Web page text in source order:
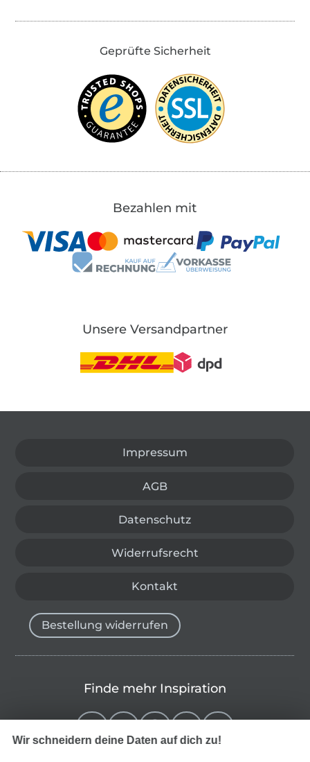
Geprüfte Sicherheit
Bezahlen mit
Unsere Versandpartner
Impressum
AGB
Datenschutz
Widerrufsrecht
Kontakt
Bestellung widerrufen
Finde mehr Inspiration
Wir schneidern deine Daten auf dich zu!